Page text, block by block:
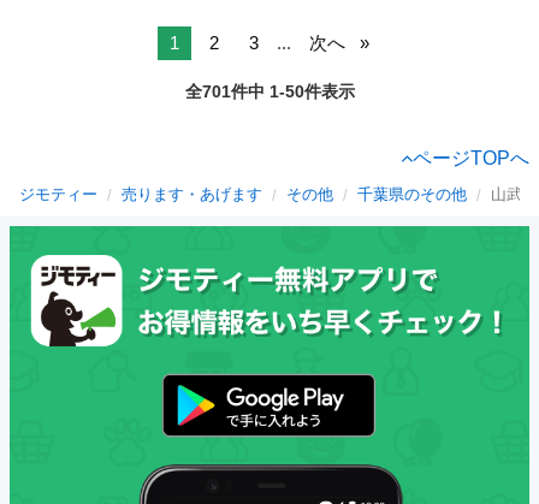
1 2 3 ... 次へ
全701件中 1-50件表示
ページTOPへ
ジモティー 売ります・あげます その他 千葉県のその他 山武